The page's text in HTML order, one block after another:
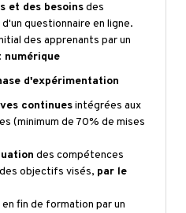
et des besoinsdes
questionnaire en ligne.
des apprenants par un
numérique
d'expérimentation
continuesintégrées aux
(minimum de 70% de mises
des compétences
objectifs visés, par le
fin de formation par un